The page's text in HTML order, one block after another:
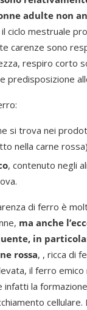
adulte non
ciclo mestruale
carenze sono
respiro corto
predisposizione
si trova nei
nella carne
, contenuto negli
di ferro è
ma anche
in
rossa, , ricca di
il ferro
infatti la
cellulare.